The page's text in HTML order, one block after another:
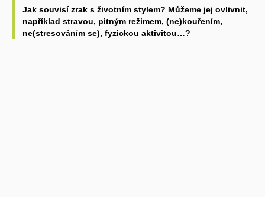
Jak souvisí zrak s životním stylem? Můžeme jej ovlivnit,
například stravou, pitným režimem, (ne)kouřením,
ne(stresováním se), fyzickou aktivitou…?